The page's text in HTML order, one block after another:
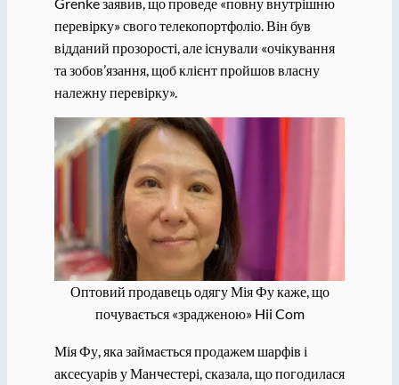
перевірку» свого телекопортфоліо. Він був
відданий прозорості, але існували «очікування
та зобов’язання, щоб клієнт пройшов власну
належну перевірку».
Оптовий продавець одягу Мія Фу каже, що
почувається «зрадженою» Hii Com
Мія Фу, яка займається продажем шарфів і
аксесуарів у Манчестері, сказала, що погодилася